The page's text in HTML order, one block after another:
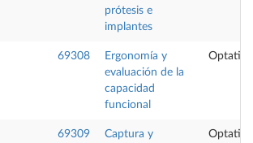
prótesis e
implantes
69308
Ergonomía y
evaluación de la
capacidad
funcional
Optativa
69309
Captura y
Optativa